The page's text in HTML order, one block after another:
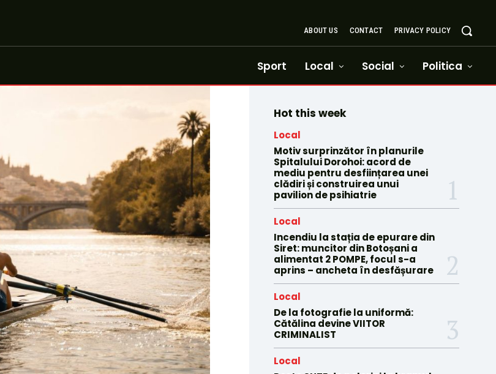
ABOUT US CONTACT PRIVACY POLICY
Sport Local Social Politica
Hot this week
Local
Motiv surprinzător în planurile
Spitalului Dorohoi: acord de
mediu pentru desființarea unei
clădiri și construirea unui
pavilion de psihiatrie
Local
Incendiu la stația de epurare din
Siret: muncitor din Botoșani a
alimentat 2 POMPE, focul s-a
aprins – ancheta în desfășurare
Local
De la fotografie la uniformă:
Cătălina devine VIITOR
CRIMINALIST
Local